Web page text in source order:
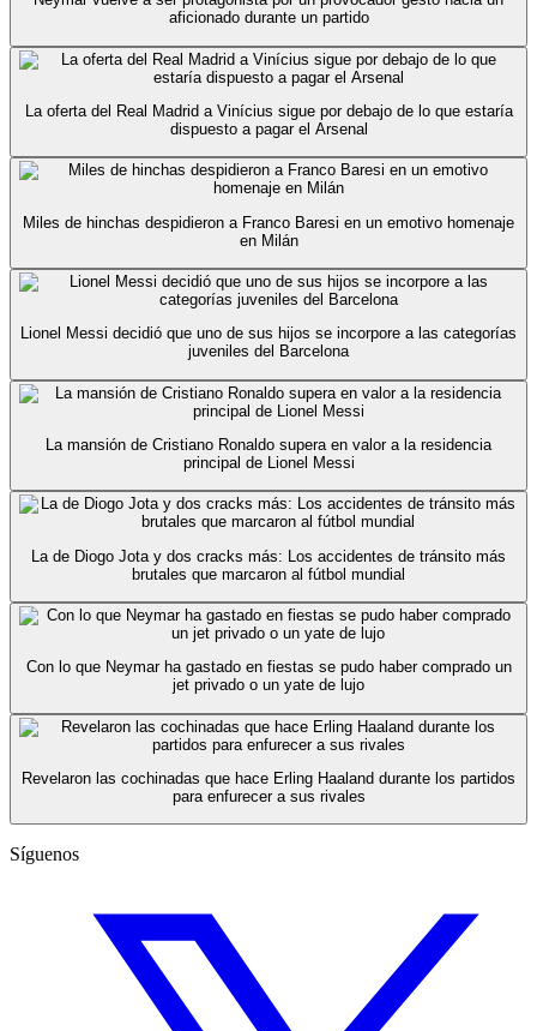
aficionado durante un partido
La oferta del Real Madrid a Vinícius sigue por debajo de lo que estaría
dispuesto a pagar el Arsenal
Miles de hinchas despidieron a Franco Baresi en un emotivo homenaje
en Milán
Lionel Messi decidió que uno de sus hijos se incorpore a las categorías
juveniles del Barcelona
La mansión de Cristiano Ronaldo supera en valor a la residencia
principal de Lionel Messi
La de Diogo Jota y dos cracks más: Los accidentes de tránsito más
brutales que marcaron al fútbol mundial
Con lo que Neymar ha gastado en fiestas se pudo haber comprado un
jet privado o un yate de lujo
Revelaron las cochinadas que hace Erling Haaland durante los partidos
para enfurecer a sus rivales
Síguenos